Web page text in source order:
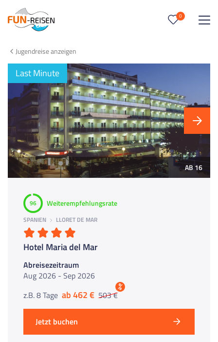
0
Keine Reisen auf der Merkliste
Jugendreise anzeigen
Last Minute
AB 16
96 Weiterempfehlungsrate
SPANIEN LLORET DE MAR
Hotel Maria del Mar
Abreisezeitraum
Aug 2026 - Sep 2026
z.B. 8 Tage ab 462 € 503 €
%
Jetzt buchen